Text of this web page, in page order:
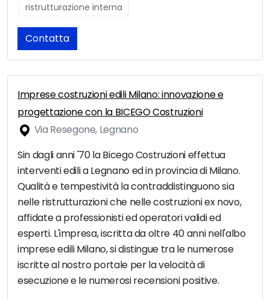
ristrutturazione interna
Contatta
Imprese costruzioni edili Milano: innovazione e
progettazione con la BICEGO Costruzioni
Via Resegone, Legnano
Sin dagli anni '70 la Bicego Costruzioni effettua
interventi edili a Legnano ed in provincia di Milano.
Qualità e tempestività la contraddistinguono sia
nelle ristrutturazioni che nelle costruzioni ex novo,
affidate a professionisti ed operatori validi ed
esperti. L'impresa, iscritta da oltre 40 anni nell'albo
imprese edili Milano, si distingue tra le numerose
iscritte al nostro portale per la velocità di
esecuzione e le numerosi recensioni positive.